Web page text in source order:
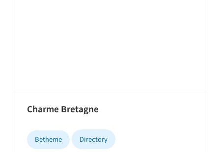
Charme Bretagne
Betheme Directory